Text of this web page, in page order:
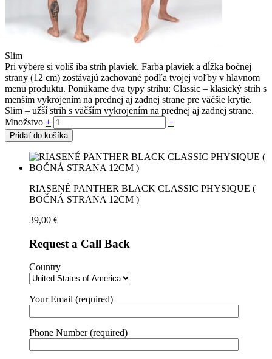
Slim
Pri výbere si volíš iba strih plaviek. Farba plaviek a dĺžka bočnej
strany (12 cm) zostávajú zachované podľa tvojej voľby v hlavnom
menu produktu. Ponúkame dva typy strihu: Classic – klasický strih s
menším vykrojením na prednej aj zadnej strane pre väčšie krytie.
Slim – užší strih s väčším vykrojením na prednej aj zadnej strane.
Množstvo + −
Pridať do košíka
RIASENÉ PANTHER BLACK CLASSIC PHYSIQUE (
BOČNÁ STRANA 12CM )
39,00 €
Request a Call Back
Country
Your Email (required)
Phone Number (required)